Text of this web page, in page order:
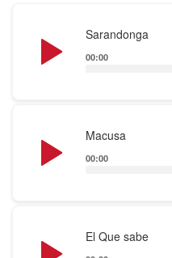
Sarandonga
Player
00:00
Macusa
Player
00:00
El Que sabe
Player